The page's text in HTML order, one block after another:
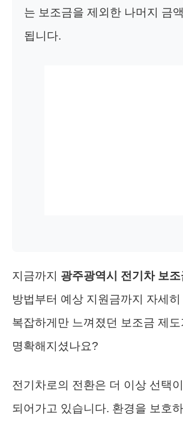
는 보조금을 제외한 나머지 금
됩니다.
지금까지 광주광역시 전기차 보
방법부터 예상 지원금까지 자세
복잡하게만 느껴졌던 보조금 제
명확해지셨나요?
전기차로의 전환은 더 이상 선택
되어가고 있습니다. 환경을 보호